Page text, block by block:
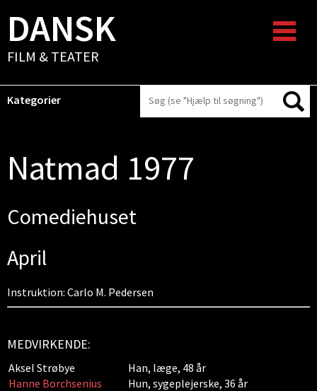
DANSK
FILM & TEATER
Kategorier
Natmad 1977
Comediehuset
April
Instruktion: Carlo M. Pedersen
MEDVIRKENDE:
Aksel Strøbye
Han, læge, 48 år
Hanne Borchsenius
Hun, sygeplejerske, 36 år